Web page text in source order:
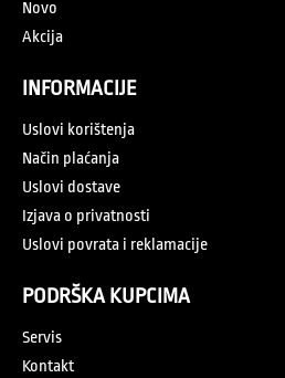
Novo
Akcija
INFORMACIJE
Uslovi korištenja
Način plaćanja
Uslovi dostave
Izjava o privatnosti
Uslovi povrata i reklamacije
PODRŠKA KUPCIMA
Servis
Kontakt